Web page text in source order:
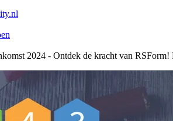
2024 - Ontdek de kracht van RSForm!